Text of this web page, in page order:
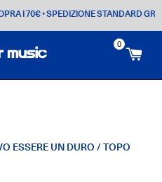
I 70€• SPEDIZIONE STANDARD
0
ESSERE UN DURO / TOPO